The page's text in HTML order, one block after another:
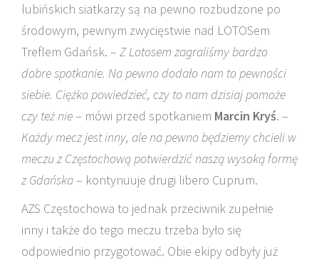
lubińskich siatkarzy są na pewno rozbudzone po
środowym, pewnym zwycięstwie nad LOTOSem
Treflem Gdańsk. – Z Lotosem zagraliśmy bardzo
dobre spotkanie. Na pewno dodało nam to pewności
siebie. Ciężko powiedzieć, czy to nam dzisiaj pomoże
czy też nie– mówi przed spotkaniem Marcin Kryś. –
Każdy mecz jest inny, ale na pewno będziemy chcieli w
meczu z Częstochową potwierdzić naszą wysoką formę
z Gdańska– kontynuuje drugi libero Cuprum.
AZS Częstochowa to jednak przeciwnik zupełnie
inny i także do tego meczu trzeba było się
odpowiednio przygotować. Obie ekipy odbyły już